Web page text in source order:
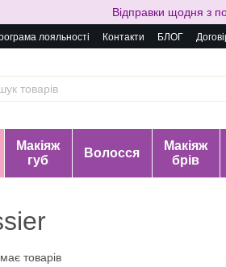
Відправки щодня з
лояльності Контакти БЛОГ
Макіяж
губ
Волосся
Макіяж
брів
товарів